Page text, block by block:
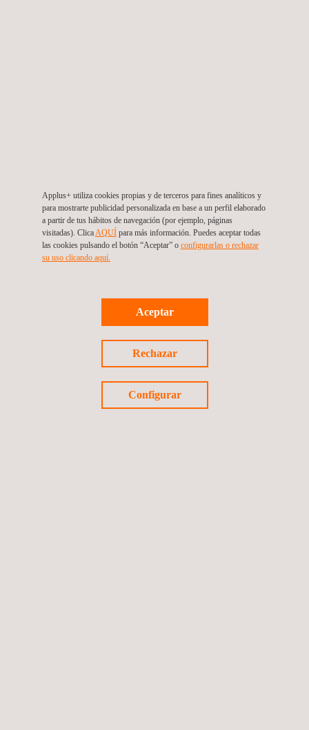
Mediante inspecciones visuales es posible detectar y evaluar
fácilmente los siguientes tipos de discontinuidades:
Grietas
Orificios
Corrosión
la superficie o que provocan una deformación de la
Applus+ utiliza cookies propias y de terceros para fines analíticos y
para mostrarte publicidad personalizada en base a un perfil elaborado
a partir de tus hábitos de navegación (por ejemplo, páginas
visitadas). Clica AQUÍpara más información. Puedes aceptar todas
las cookies pulsando el botón “Aceptar” o configurarlas o rechazar
su uso clicando aquí.
Aceptar
Rechazar
Configurar